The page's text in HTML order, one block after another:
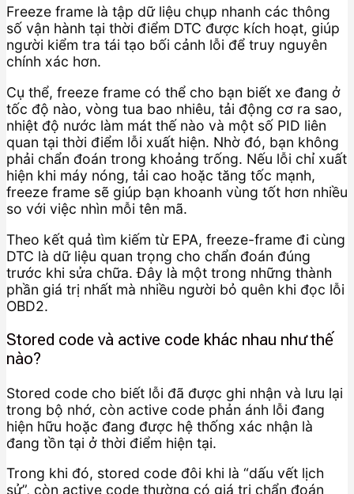
Freeze frame là tập dữ liệu chụp nhanh các thông
số vận hành tại thời điểm DTC được kích hoạt, giúp
người kiểm tra tái tạo bối cảnh lỗi để truy nguyên
chính xác hơn.
Cụ thể, freeze frame có thể cho bạn biết xe đang ở
tốc độ nào, vòng tua bao nhiêu, tải động cơ ra sao,
nhiệt độ nước làm mát thế nào và một số PID liên
quan tại thời điểm lỗi xuất hiện. Nhờ đó, bạn không
phải chẩn đoán trong khoảng trống. Nếu lỗi chỉ xuất
hiện khi máy nóng, tải cao hoặc tăng tốc mạnh,
freeze frame sẽ giúp bạn khoanh vùng tốt hơn nhiều
so với việc nhìn mỗi tên mã.
Theo kết quả tìm kiếm từ EPA, freeze-frame đi cùng
DTC là dữ liệu quan trọng cho chẩn đoán đúng
trước khi sửa chữa. Đây là một trong những thành
phần giá trị nhất mà nhiều người bỏ quên khi đọc lỗi
OBD2.
Stored code và active code khác nhau như thế
nào?
Stored code cho biết lỗi đã được ghi nhận và lưu lại
trong bộ nhớ, còn active code phản ánh lỗi đang
hiện hữu hoặc đang được hệ thống xác nhận là
đang tồn tại ở thời điểm hiện tại.
Trong khi đó, stored code đôi khi là “dấu vết lịch
sử”, còn active code thường có giá trị chẩn đoán